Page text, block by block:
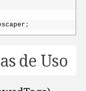
;
de Uso